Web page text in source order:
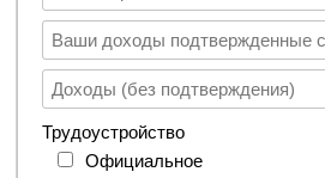
Трудоустройство
Официальное